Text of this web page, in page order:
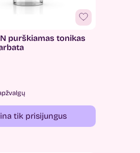
purškiamas tonikas
tik prisijungus